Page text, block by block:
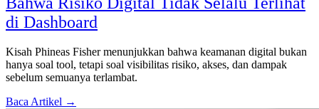
di Dashboard
Kisah Phineas Fisher menunjukkan bahwa keamanan digital bukan
hanya soal tool, tetapi soal visibilitas risiko, akses, dan dampak
sebelum semuanya terlambat.
Baca Artikel →